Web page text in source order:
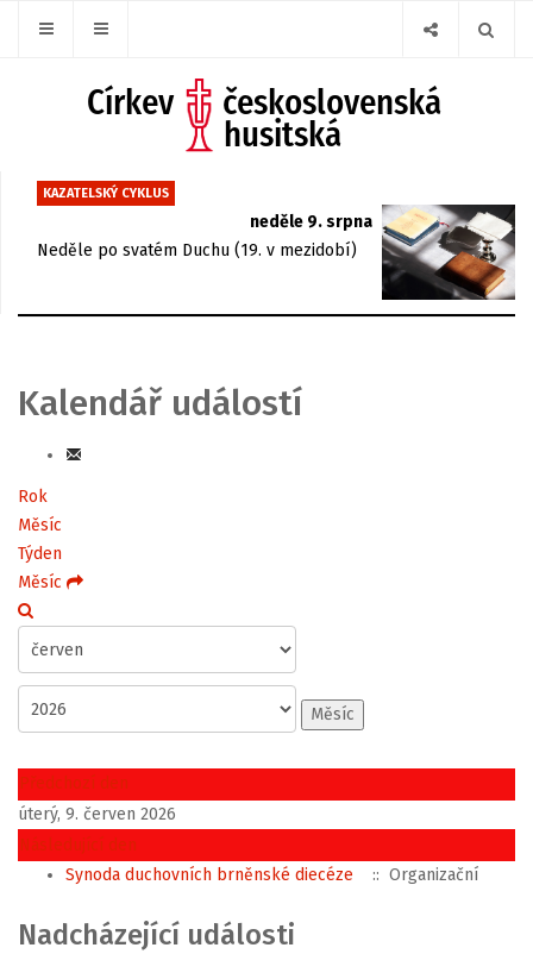
KAZATELSKÝ CYKLUS
neděle 9. srpna
Neděle po svatém Duchu (19. v mezidobí)
Kalendář událostí
Rok
Měsíc
Týden
Měsíc
Měsíc
Předchozí den
úterý, 9. červen 2026
Následující den
Synoda duchovních brněnské diecéze
:: Organizační
Nadcházející události